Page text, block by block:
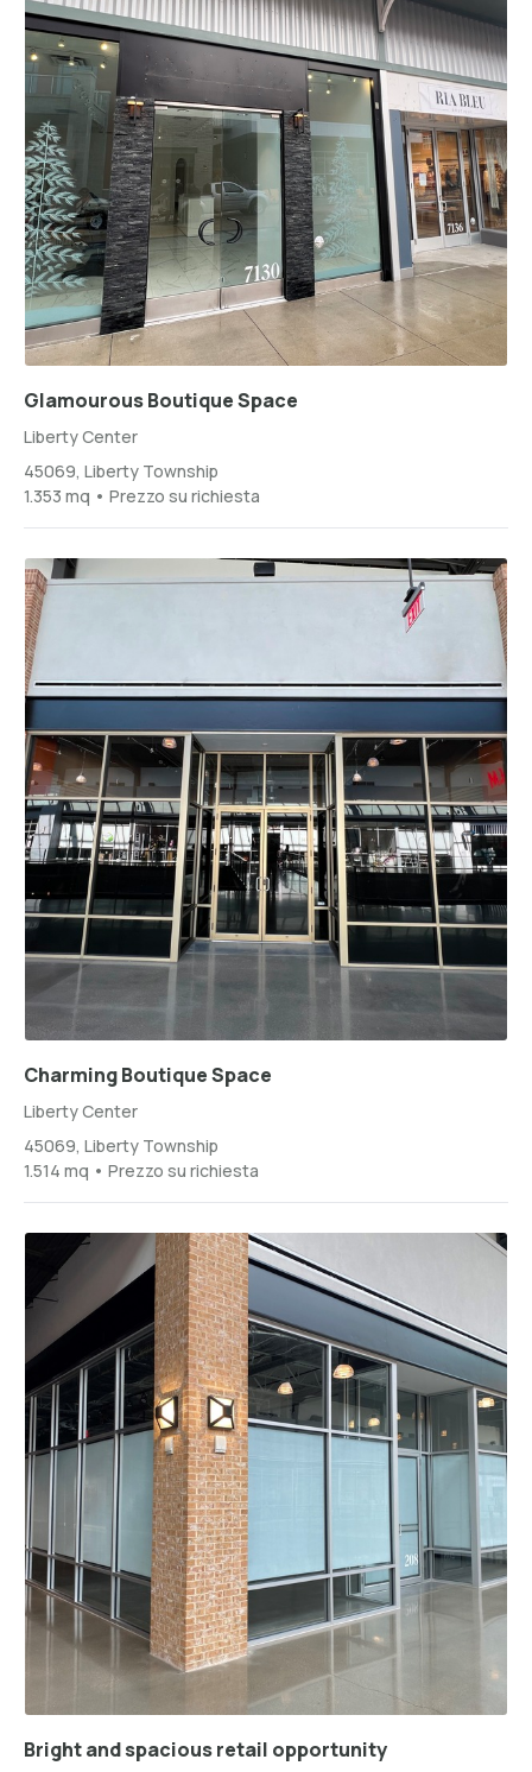
Glamourous Boutique Space
Liberty Center
45069, Liberty Township
1.353 mq • Prezzo su richiesta
Charming Boutique Space
Liberty Center
45069, Liberty Township
1.514 mq • Prezzo su richiesta
Bright and spacious retail opportunity